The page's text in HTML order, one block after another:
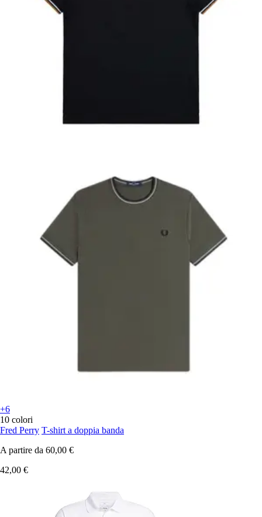
+6
10 colori
Fred Perry T-shirt a doppia banda
A partire da 60,00 €
42,00 €